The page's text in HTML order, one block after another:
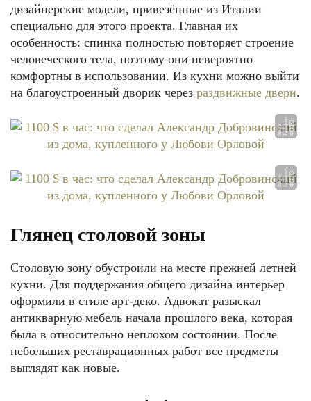
дизайнерские модели, привезённые из Италии
специально для этого проекта. Главная их
особенность: спинка полностью повторяет строение
человеческого тела, поэтому они невероятно
комфортны в использовании. Из кухни можно выйти
на благоустроенный дворик через раздвижные двери.
Ф
О
Т О:
f
a
s
hi o
n
-
i
nt.
r
u
Ф
О
Т О:
f
a
s
hi o
n
-
i
nt.
r
u
Глянец столовой зоны
Столовую зону обустроили на месте прежней летней
кухни. Для поддержания общего дизайна интерьер
оформили в стиле арт-деко. Адвокат разыскал
антикварную мебель начала прошлого века, которая
была в относительно неплохом состоянии. После
небольших реставрационных работ все предметы
выглядят как новые.